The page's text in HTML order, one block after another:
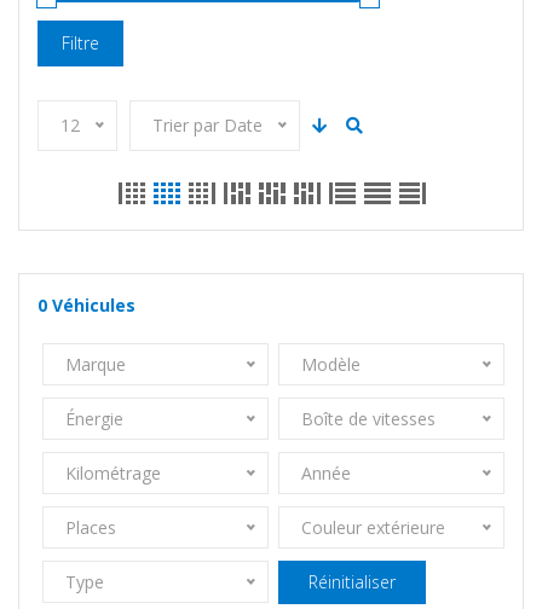
Filtre
12 Trier par Date
0 Véhicules
Marque Modèle
Énergie Boîte de vitesses
Kilométrage Année
Places Couleur extérieure
Type Réinitialiser